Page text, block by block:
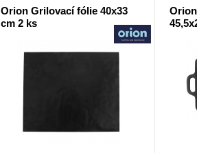
Orion Grilovací fólie 40x33
cm 2 ks